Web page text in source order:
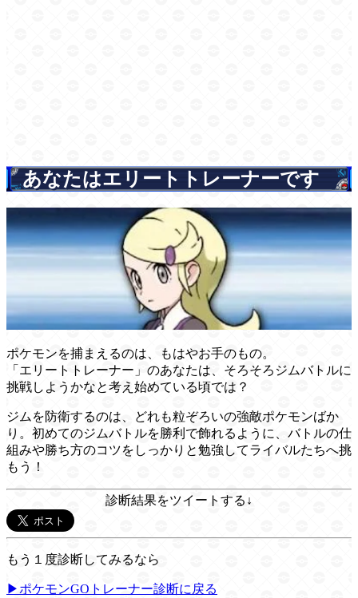
あなたはエリートトレーナーです
ポケモンを捕まえるのは、もはやお手のもの。
「エリートトレーナー」のあなたは、そろそろジムバトルに
挑戦しようかなと考え始めている頃では？
ジムを防衛するのは、どれも粒ぞろいの強敵ポケモンばか
り。初めてのジムバトルを勝利で飾れるように、バトルの仕
組みや勝ち方のコツをしっかりと勉強してライバルたちへ挑
もう！
診断結果をツイートする↓
もう１度診断してみるなら
▶ポケモンGOトレーナー診断に戻る